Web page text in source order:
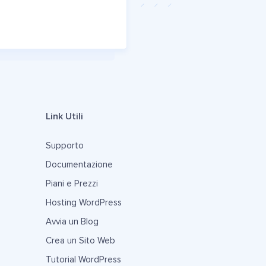
Link Utili
Supporto
Documentazione
Piani e Prezzi
Hosting WordPress
Avvia un Blog
Crea un Sito Web
Tutorial WordPress